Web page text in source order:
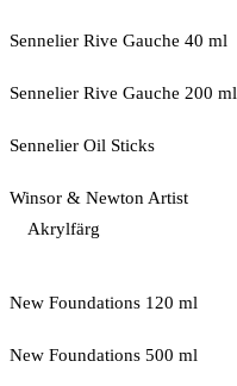
Sennelier Rive Gauche 40 ml
Sennelier Rive Gauche 200 ml
Sennelier Oil Sticks
Winsor & Newton Artist
Akrylfärg
New Foundations 120 ml
New Foundations 500 ml